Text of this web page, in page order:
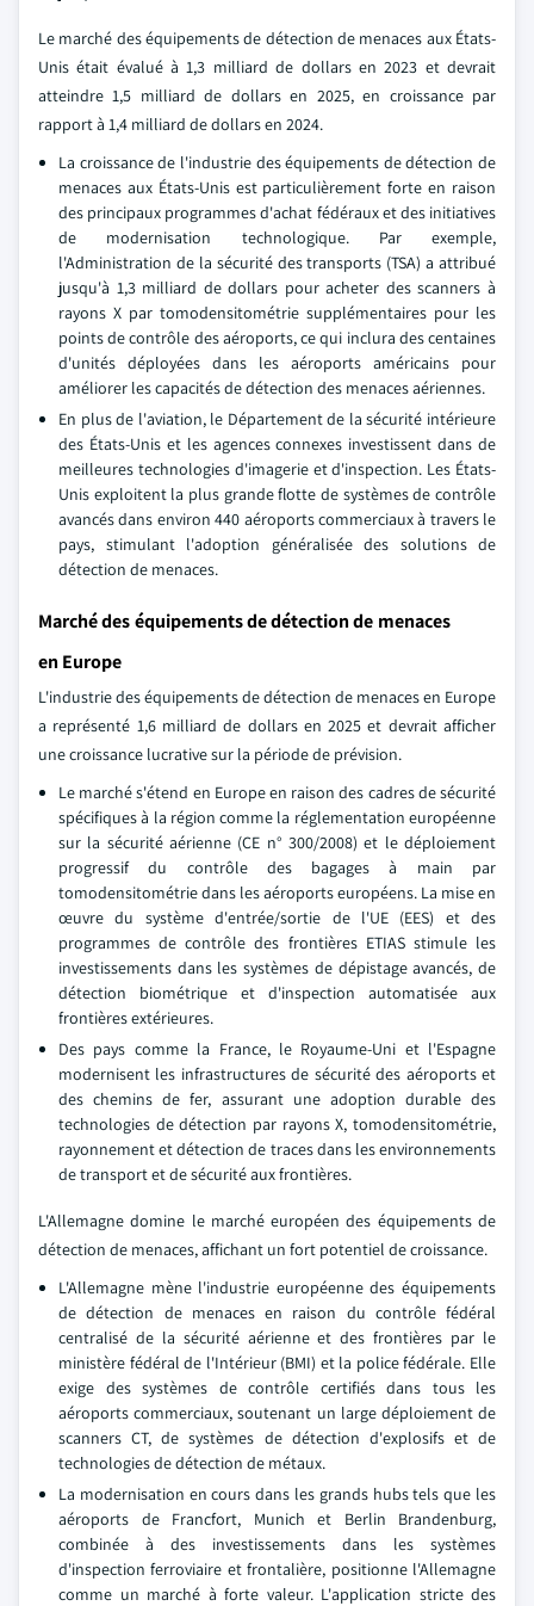
Le marché des équipements de détection de menaces aux États-
Unis était évalué à 1,3 milliard de dollars en 2023 et devrait
atteindre 1,5 milliard de dollars en 2025, en croissance par
rapport à 1,4 milliard de dollars en 2024.
La croissance de l'industrie des équipements de détection de
menaces aux États-Unis est particulièrement forte en raison
des principaux programmes d'achat fédéraux et des initiatives
de modernisation technologique. Par exemple,
l'Administration de la sécurité des transports (TSA) a attribué
jusqu'à 1,3 milliard de dollars pour acheter des scanners à
rayons X par tomodensitométrie supplémentaires pour les
points de contrôle des aéroports, ce qui inclura des centaines
d'unités déployées dans les aéroports américains pour
améliorer les capacités de détection des menaces aériennes.
En plus de l'aviation, le Département de la sécurité intérieure
des États-Unis et les agences connexes investissent dans de
meilleures technologies d'imagerie et d'inspection. Les États-
Unis exploitent la plus grande flotte de systèmes de contrôle
avancés dans environ 440 aéroports commerciaux à travers le
pays, stimulant l'adoption généralisée des solutions de
détection de menaces.
Marché des équipements de détection de menaces
en Europe
L'industrie des équipements de détection de menaces en Europe
a représenté 1,6 milliard de dollars en 2025 et devrait afficher
une croissance lucrative sur la période de prévision.
Le marché s'étend en Europe en raison des cadres de sécurité
spécifiques à la région comme la réglementation européenne
sur la sécurité aérienne (CE n° 300/2008) et le déploiement
progressif du contrôle des bagages à main par
tomodensitométrie dans les aéroports européens. La mise en
œuvre du système d'entrée/sortie de l'UE (EES) et des
programmes de contrôle des frontières ETIAS stimule les
investissements dans les systèmes de dépistage avancés, de
détection biométrique et d'inspection automatisée aux
frontières extérieures.
Des pays comme la France, le Royaume-Uni et l'Espagne
modernisent les infrastructures de sécurité des aéroports et
des chemins de fer, assurant une adoption durable des
technologies de détection par rayons X, tomodensitométrie,
rayonnement et détection de traces dans les environnements
de transport et de sécurité aux frontières.
L'Allemagne domine le marché européen des équipements de
détection de menaces, affichant un fort potentiel de croissance.
L'Allemagne mène l'industrie européenne des équipements
de détection de menaces en raison du contrôle fédéral
centralisé de la sécurité aérienne et des frontières par le
ministère fédéral de l'Intérieur (BMI) et la police fédérale. Elle
exige des systèmes de contrôle certifiés dans tous les
aéroports commerciaux, soutenant un large déploiement de
scanners CT, de systèmes de détection d'explosifs et de
technologies de détection de métaux.
La modernisation en cours dans les grands hubs tels que les
aéroports de Francfort, Munich et Berlin Brandenburg,
combinée à des investissements dans les systèmes
d'inspection ferroviaire et frontalière, positionne l'Allemagne
comme un marché à forte valeur. L'application stricte des